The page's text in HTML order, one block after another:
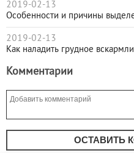
2019-02-13
Особенности и причины
2019-02-13
Как наладить грудное
Комментарии
ОСТАВИТЬ